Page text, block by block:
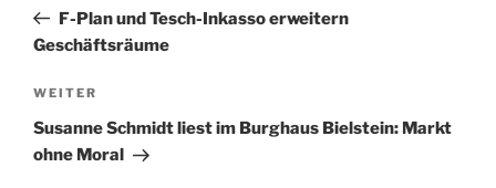
Beitrag
F-Plan und Tesch-Inkasso erweitern
Geschäftsräume
Nächster
Beitrag
WEITER
Susanne Schmidt liest im Burghaus Bielstein: Markt
ohne Moral